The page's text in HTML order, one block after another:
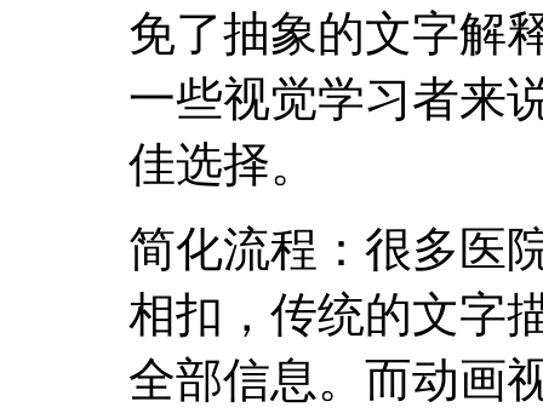
免了抽象的文字解
一些视觉学习者来
佳选择。
简化流程：很多医
相扣，传统的文字
全部信息。而动画